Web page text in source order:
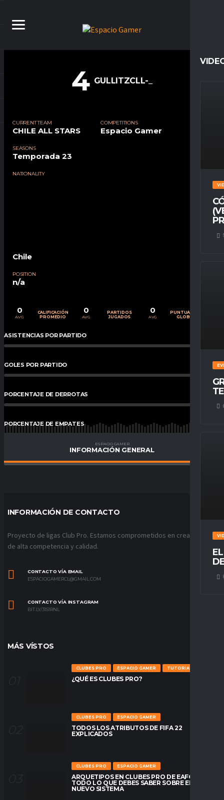
4 GULLITZCLL-_
CURRENT TEAM
CHILE ALL STARS
COMPETITIONS
Espacio Gamer
SEASONS
Temporada 23
NATIONALITY
Chile
POSITION
n/a
0
AVG
CALIFICACIÓN
PROMEDIO
0
AVG
PARTIDOS
JUGADOS
0
AVG
PUNTUACIÓN
GLOBAL
ASISTENCIAS POR PARTIDO
GOLES POR PARTIDO %
PORCENTAJE DE DERROTAS %
PORCENTAJE DE EMPATES
PORCENTAJE DE VICTORIAS
ESPACIO GAMER
INFORMACIÓN GENERAL
INFORMACIÓN DE CONTACTO
Proyecto de ligas Club Pro. Estamos comprometidos en crear ligas
de alta competencia y calidad.
CONTACTO VÍA EMAIL
ESPACIOGAMERCL@GMAIL.COM
CONTACTO VÍA INSTAGRAM
BIT.LY/31S1RNL
MÁS VÍSTOS
CLUBES PRO ESPACIO GAMER TUTORIALES
¿QUÉ ES CLUBES PRO?
CLUBES PRO ESPACIO GAMER
TODOS LOS ATRIBUTOS DE FIFA 22
EXPLICADOS
CLUBES PRO ESPACIO GAMER
ARQUETIPOS EN CLUBES PRO DE EAFC26:
TODO LO QUE DEBES SABER SOBRE EL
NUEVO SISTEMA